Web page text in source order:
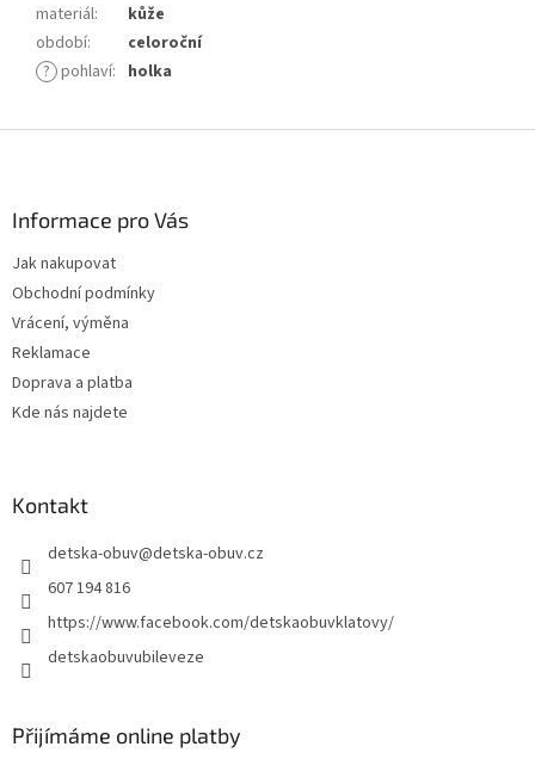
materiál:
kůže
období:
celoroční
? pohlaví: holka
Informace pro Vás
Jak nakupovat
Obchodní podmínky
Vrácení, výměna
Reklamace
Doprava a platba
Kde nás najdete
Kontakt
detska-obuv@detska-obuv.cz
607 194 816
https://www.facebook.com/detskaobuvklatovy/
detskaobuvubileveze
Přijímáme online platby